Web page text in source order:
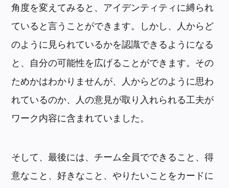
角度を変えてみると、アイデンティティに縛られ
ていると言うことができます。しかし、人からど
のように見られているかを認識できるようになる
と、自分の可能性を広げることができます。その
ためかはわかりませんが、人からどのように思わ
れているのか、人の意見が取り入れられる工夫が
ワーク内容に含まれていました。
そして、最後には、チーム全員でできること、得
意なこと、好きなこと、やりたいことをカードに